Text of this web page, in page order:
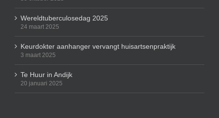
Wereldtuberculosedag 2025
24 maart 2025
Keurdokter aanhanger vervangt huisartsenpraktijk
3 maart 2025
Te Huur in Andijk
20 januari 2025